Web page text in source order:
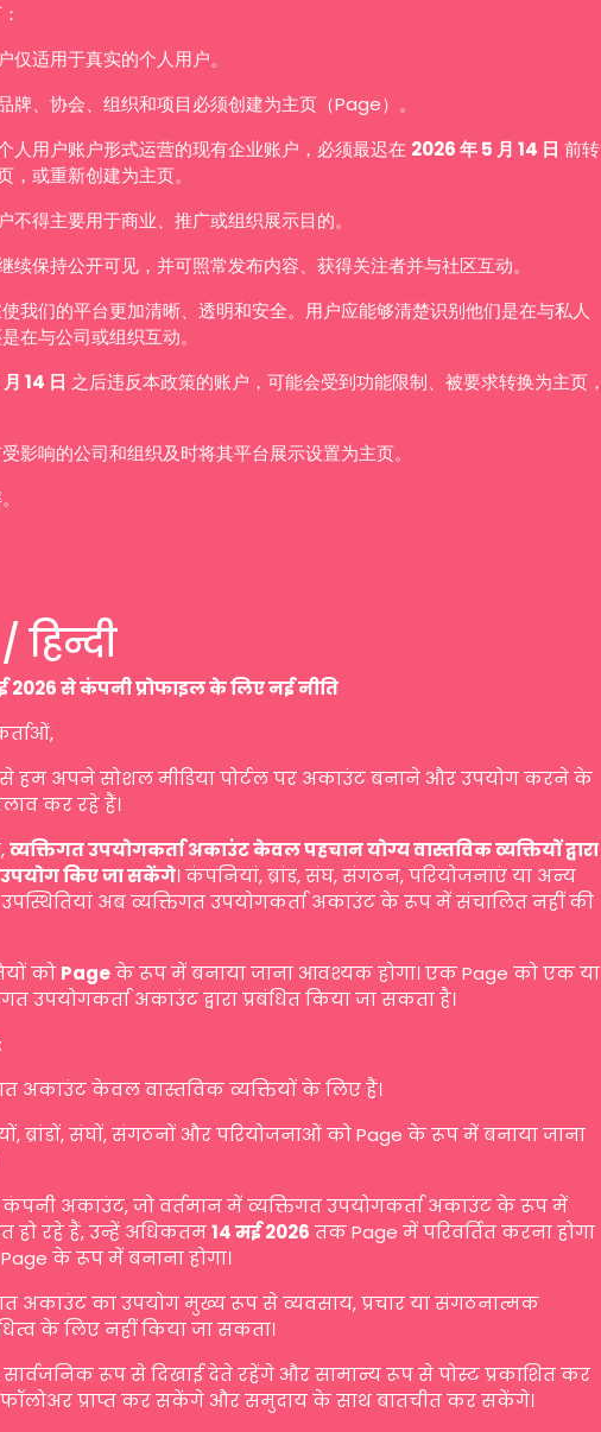
仅适用于真实的个人用户。
牌、协会、组织和项目必须创建为主页（Page）。
人用户账户形式运营的现有企业账户，必须最迟在 2026 年 5 月 14 日 前转
，或重新创建为主页。
不得主要用于商业、推广或组织展示目的。
续保持公开可见，并可照常发布内容、获得关注者并与社区互动。
我们的平台更加清晰、透明和安全。用户应能够清楚识别他们是在与私人
在与公司或组织互动。
14 日 之后违反本政策的账户，可能会受到功能限制、被要求转换为主页，
影响的公司和组织及时将其平台展示设置为主页。
हिन्दी
2026 से कंपनी प्रोफाइल के लिए नई नीति
से हम अपने सोशल मीडिया पोर्टल पर अकाउंट बनाने और उपयोग करने के
कर रहे हैं।
व्यक्तिगत उपयोगकर्ता अकाउंट केवल पहचान योग्य वास्तविक व्यक्तियों द्वारा
किए जा सकेंगे। कंपनियां, ब्रांड, संघ, संगठन, परियोजनाएं या अन्य
अब व्यक्तिगत उपयोगकर्ता अकाउंट के रूप में संचालित नहीं की
को Pageके रूप में बनाया जाना आवश्यक होगा। एक Page को एक या
उपयोगकर्ता अकाउंट द्वारा प्रबंधित किया जा सकता है।
अकाउंट केवल वास्तविक व्यक्तियों के लिए हैं।
ब्रांडों, संघों, संगठनों और परियोजनाओं को Page के रूप में बनाया जाना
कंपनी अकाउंट, जो वर्तमान में व्यक्तिगत उपयोगकर्ता अकाउंट के रूप में
हो रहे हैं, उन्हें अधिकतम14 मई 2026 तक Page में परिवर्तित करना होगा
के रूप में बनाना होगा।
अकाउंट का उपयोग मुख्य रूप से व्यवसाय, प्रचार या संगठनात्मक
के लिए नहीं किया जा सकता।
सार्वजनिक रूप से दिखाई देते रहेंगे और सामान्य रूप से पोस्ट प्रकाशित कर
प्राप्त कर सकेंगे और समुदाय के साथ बातचीत कर सकेंगे।